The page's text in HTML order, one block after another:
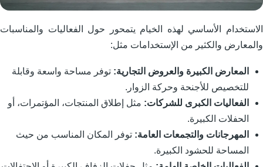
الأساسي لهذه الخيام يتمحور حول الفعاليات والمناسبات
والكثير من الإستخدامات مثل:
المعارض الكبيرة والعروض التجارية:توفر مساحة واسعة وقابلة
للتخصيص للأجنحة وحركة الزوار.
الفعاليات الكبرى للشركات:مثل إطلاق المنتجات، المؤتمرات، أو
الحفلات الكبيرة.
المهرجانات والتجمعات العامة:توفر المكان المناسب من حيث
المساحة للحشود الكبيرة.